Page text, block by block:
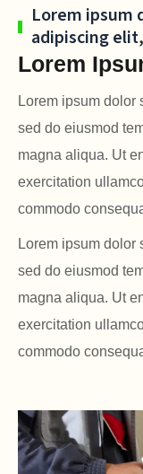
Lorem ipsum
adipiscing
Lorem
Lorem ipsum dolor
sed do eiusmod
magna aliqua. Ut
exercitation
commodo
Lorem ipsum dolor
sed do eiusmod
magna aliqua. Ut
exercitation
commodo